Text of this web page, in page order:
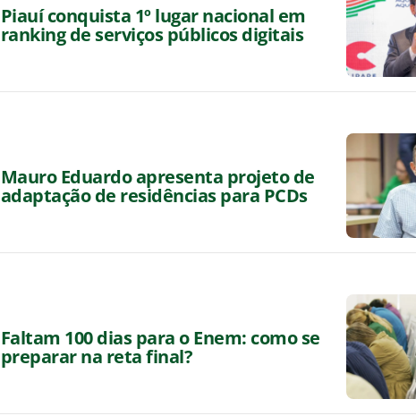
Piauí conquista 1º lugar nacional em
ranking de serviços públicos digitais
Mauro Eduardo apresenta projeto de
adaptação de residências para PCDs
Faltam 100 dias para o Enem: como se
preparar na reta final?